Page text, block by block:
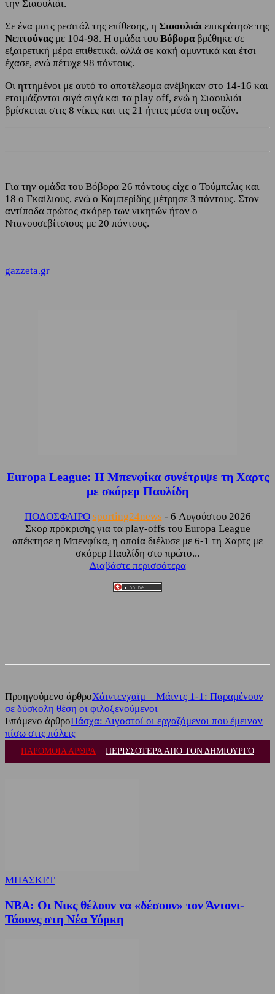
την Σιαουλιάι.
Σε ένα ματς ρεσιτάλ της επίθεσης, η Σιαουλιάι επικράτησε της
Νεπτούνας με 104-98. Η ομάδα του Βόβορα βρέθηκε σε
εξαιρετική μέρα επιθετικά, αλλά σε κακή αμυντικά και έτσι
έχασε, ενώ πέτυχε 98 πόντους.
Οι ηττημένοι με αυτό το αποτέλεσμα ανέβηκαν στο 14-16 και
ετοιμάζονται σιγά σιγά και τα play off, ενώ η Σιαουλιάι
βρίσκεται στις 8 νίκες και τις 21 ήττες μέσα στη σεζόν.
Για την ομάδα του Βόβορα 26 πόντους είχε ο Τούμπελις και
18 ο Γκαίλιους, ενώ ο Καμπερίδης μέτρησε 3 πόντους. Στον
αντίποδα πρώτος σκόρερ των νικητών ήταν ο
Ντανουσεβίτσιους με 20 πόντους.
gazzeta.gr
Europa League: Η Μπενφίκα συνέτριψε τη Χαρτς
με σκόρερ Παυλίδη
ΠΟΔΟΣΦΑΙΡΟ sporting24news - 6 Αυγούστου 2026
Σκορ πρόκρισης για τα play-offs του Europa League
απέκτησε η Μπενφίκα, η οποία διέλυσε με 6-1 τη Χαρτς με
σκόρερ Παυλίδη στο πρώτο...
Διαβάστε περισσότερα
Προηγούμενο άρθροΧάιντενχαϊμ – Μάιντς 1-1: Παραμένουν
σε δύσκολη θέση οι φιλοξενούμενοι
Επόμενο άρθροΠάσχα: Λιγοστοί οι εργαζόμενοι που έμειναν
πίσω στις πόλεις
ΠΑΡΟΜΟΙΑ ΑΡΘΡΑ ΠΕΡΙΣΣΟΤΕΡΑ ΑΠΟ ΤΟΝ ΔΗΜΙΟΥΡΓΟ
ΜΠΑΣΚΕΤ
NBA: Οι Νικς θέλουν να «δέσουν» τον Άντονι-
Τάουνς στη Νέα Υόρκη